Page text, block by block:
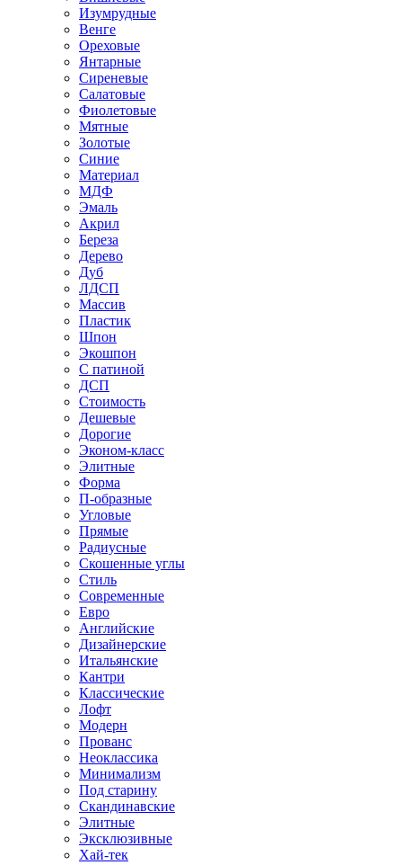
Изумрудные
Венге
Ореховые
Янтарные
Сиреневые
Салатовые
Фиолетовые
Мятные
Золотые
Синие
Материал
МДФ
Эмаль
Акрил
Береза
Дерево
Дуб
ЛДСП
Массив
Пластик
Шпон
Экошпон
С патиной
ДСП
Стоимость
Дешевые
Дорогие
Эконом-класс
Элитные
Форма
П-образные
Угловые
Прямые
Радиусные
Скошенные углы
Стиль
Современные
Евро
Английские
Дизайнерские
Итальянские
Кантри
Классические
Лофт
Модерн
Прованс
Неоклассика
Минимализм
Под старину
Скандинавские
Элитные
Эксклюзивные
Хай-тек